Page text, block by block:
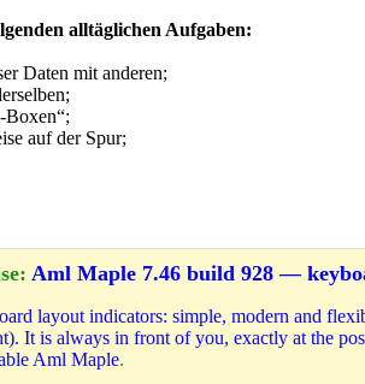
alltäglichen Aufgaben:
Daten mit anderen;
Boxen“;
auf der Spur;
Aml Maple 7.46 build 928 —
layout indicators: simple, modern and
It is always in front of you, exactly at the
Aml Maple.